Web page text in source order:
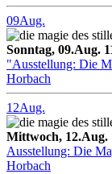
09Aug.
Sonntag, 09.Aug.
"Ausstellung: Die
Horbach
12Aug.
Mittwoch, 12.Aug.
Ausstellung: Die
Horbach